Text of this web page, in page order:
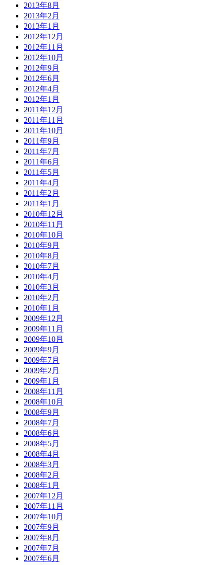
2013年8月
2013年2月
2013年1月
2012年12月
2012年11月
2012年10月
2012年9月
2012年6月
2012年4月
2012年1月
2011年12月
2011年11月
2011年10月
2011年9月
2011年7月
2011年6月
2011年5月
2011年4月
2011年2月
2011年1月
2010年12月
2010年11月
2010年10月
2010年9月
2010年8月
2010年7月
2010年4月
2010年3月
2010年2月
2010年1月
2009年12月
2009年11月
2009年10月
2009年9月
2009年7月
2009年2月
2009年1月
2008年11月
2008年10月
2008年9月
2008年7月
2008年6月
2008年5月
2008年4月
2008年3月
2008年2月
2008年1月
2007年12月
2007年11月
2007年10月
2007年9月
2007年8月
2007年7月
2007年6月